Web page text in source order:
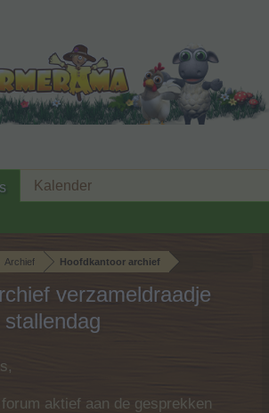
Archief Hoofdkantoor archief
verzameldraadje
aktief aan de gesprekken
Kalender